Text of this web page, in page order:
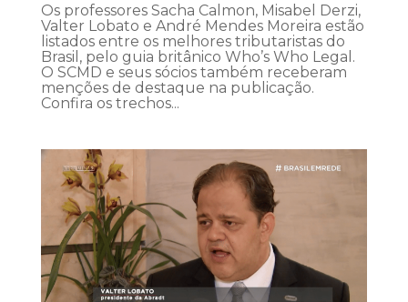
Os professores Sacha Calmon, Misabel Derzi,
Valter Lobato e André Mendes Moreira estão
listados entre os melhores tributaristas do
Brasil, pelo guia britânico Who’s Who Legal.
O SCMD e seus sócios também receberam
menções de destaque na publicação.
Confira os trechos...